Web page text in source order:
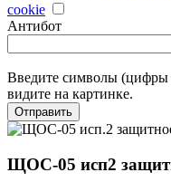
cookie
Антибот
Введите символы (цифры
видите на картинке.
Отправить
ЩОС-05 исп2